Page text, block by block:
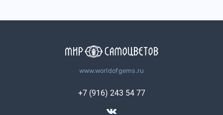
www.worldofgems.ru
+7 (916) 243 54 77